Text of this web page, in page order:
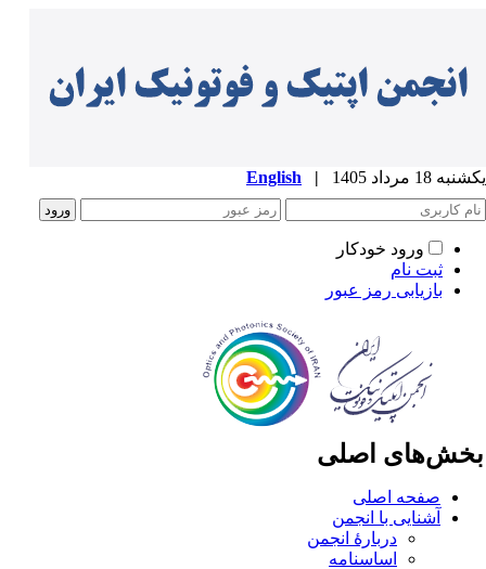
18 مرداد 1405 |
English
ورود خودکار
ثبت نام
بازیابی رمز عبور
اصلی
صفحه اصلی
آشنایی با انجمن
دربارۀ انجمن
اساسنامه